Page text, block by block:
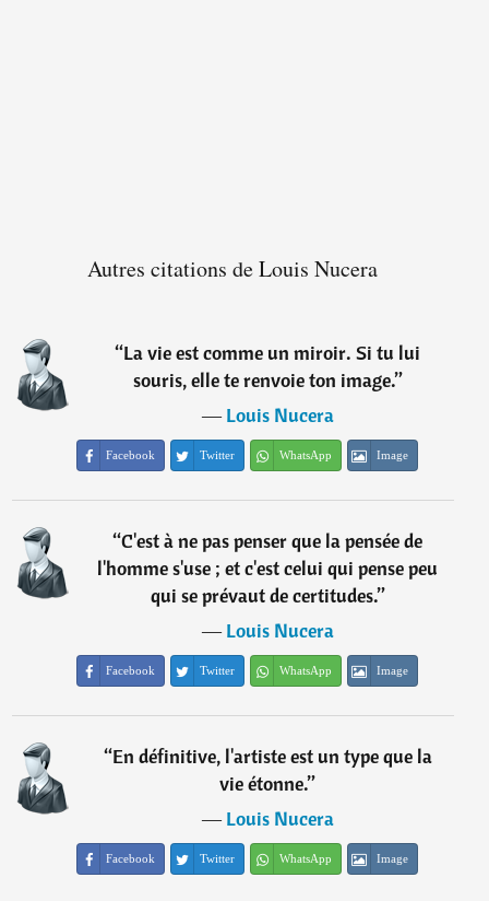
Autres citations de Louis Nucera
“La vie est comme un miroir. Si tu lui
souris, elle te renvoie ton image.”
―Louis Nucera
Facebook Twitter WhatsApp Image
“C'est à ne pas penser que la pensée de
l'homme s'use ; et c'est celui qui pense peu
qui se prévaut de certitudes.”
―Louis Nucera
Facebook Twitter WhatsApp Image
“En définitive, l'artiste est un type que la
vie étonne.”
―Louis Nucera
Facebook Twitter WhatsApp Image